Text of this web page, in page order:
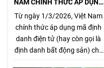
NAM CHÍNH THỨC ÁP DỤNG
MÃ ĐỊNH DANH BẤT ĐỘNG
SẢN
Từ ngày 1/3/2026, Việt Nam
chính thức áp dụng mã định
danh điện tử (hay còn gọi là
định danh bất động sản) cho